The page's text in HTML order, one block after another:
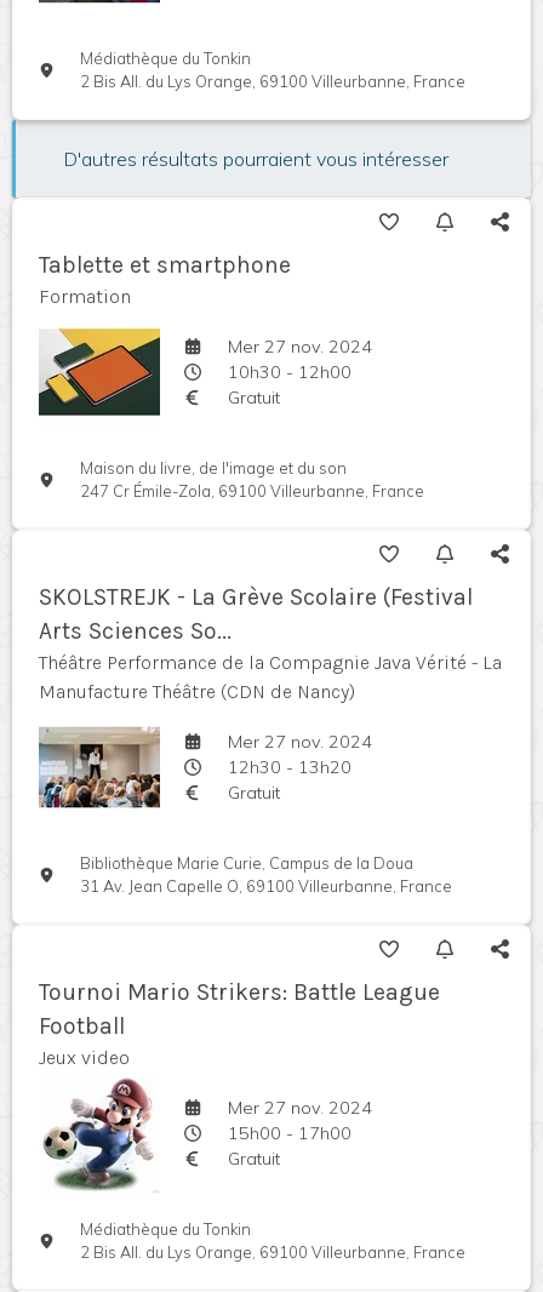
Médiathèque du Tonkin
2 Bis All. du Lys Orange, 69100 Villeurbanne, France
D'autres résultats pourraient vous intéresser
Tablette et smartphone
Formation
Mer 27 nov. 2024
10h30 - 12h00
Gratuit
Maison du livre, de l'image et du son
247 Cr Émile-Zola, 69100 Villeurbanne, France
SKOLSTREJK - La Grève Scolaire (Festival
Arts Sciences So...
Théâtre Performance de la Compagnie Java Vérité - La
Manufacture Théâtre (CDN de Nancy)
Mer 27 nov. 2024
12h30 - 13h20
Gratuit
Bibliothèque Marie Curie, Campus de la Doua
31 Av. Jean Capelle O, 69100 Villeurbanne, France
Tournoi Mario Strikers: Battle League
Football
Jeux video
Mer 27 nov. 2024
15h00 - 17h00
Gratuit
Médiathèque du Tonkin
2 Bis All. du Lys Orange, 69100 Villeurbanne, France